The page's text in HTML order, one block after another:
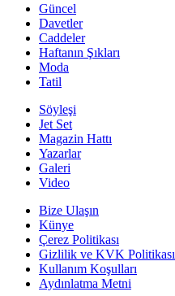
Güncel
Davetler
Caddeler
Haftanın Şıkları
Moda
Tatil
Söyleşi
Jet Set
Magazin Hattı
Yazarlar
Galeri
Video
Bize Ulaşın
Künye
Çerez Politikası
Gizlilik ve KVK Politikası
Kullanım Koşulları
Aydınlatma Metni